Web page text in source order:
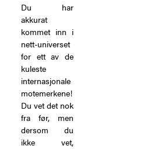
Du har
akkurat
kommet inn i
nett-universet
for ett av de
kuleste
internasjonale
motemerkene!
Du vet det nok
fra før, men
dersom du
ikke vet,